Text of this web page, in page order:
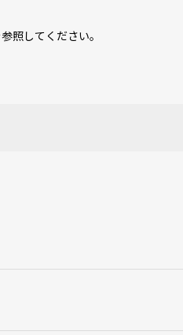
照してください。